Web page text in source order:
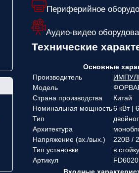
Периферийное
Аудио-видео
Технические
Основные
Производитель
Модель
Страна производства
Китай
Номинальная мощность6 кВт |
Тип
Архитектура
Напряжение (вx./вых.)
220В /
Тип установки
в стойку
Артикул